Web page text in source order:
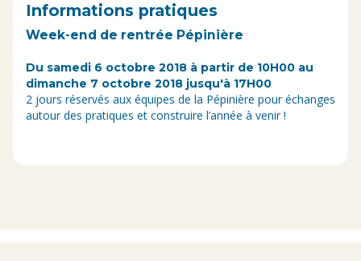
Informations pratiques
Week-end de rentrée Pépinière
Du samedi 6 octobre 2018 à partir de 10H00 au
dimanche 7 octobre 2018 jusqu'à 17H00
2 jours réservés aux équipes de la Pépinière pour échanges
autour des pratiques et construire l’année à venir !